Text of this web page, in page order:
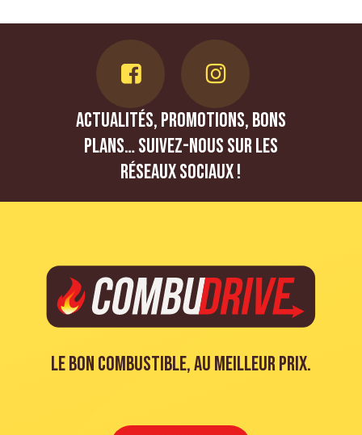
Actualités, promotions, bons
plans… Suivez-nous sur les
réseaux sociaux !
Le bon combustible, au meilleur prix.